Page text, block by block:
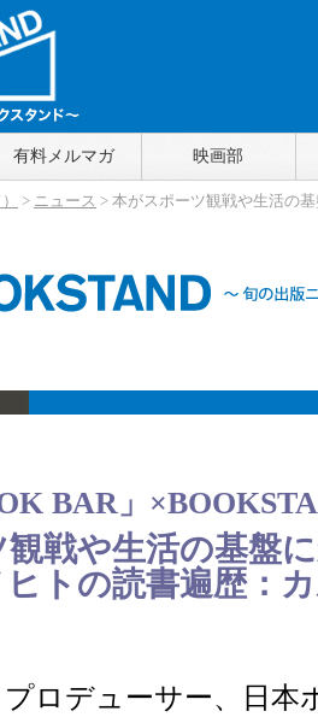
ンド）
～
有料メルマガ 映画部
> ニュース > 本がスポーツ観戦や生活の
BAR」
戦や生活の基盤
トの読書遍歴：
ロデューサー、日本